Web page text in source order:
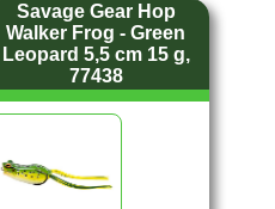
Savage Gear Hop
Walker Frog - Green
Leopard 5,5 cm 15 g,
77438